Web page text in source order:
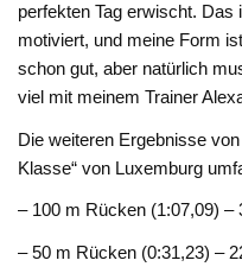
perfekten Tag erwischt.
motiviert, und meine Form
schon gut, aber natürlich
viel mit meinem Trainer
Die weiteren Ergebnisse
Klasse“ von Luxemburg
– 100 m Rücken (1:07,09) –
– 50 m Rücken (0:31,23) –